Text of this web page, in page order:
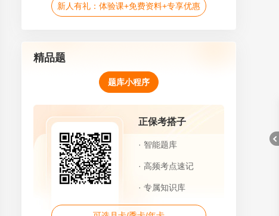
新人有礼：体验课+免费资料+专享优惠
精品题
题库小程序
正保考搭子
· 智能题库
· 高频考点速记
· 专属知识库